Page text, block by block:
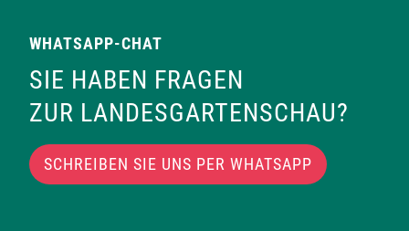
WHATSAPP-CHAT
SIE HABEN FRAGEN
ZUR LANDESGARTENSCHAU?
SCHREIBEN SIE UNS PER WHATSAPP